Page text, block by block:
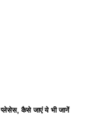
कैसे जाएं ये भी जानें